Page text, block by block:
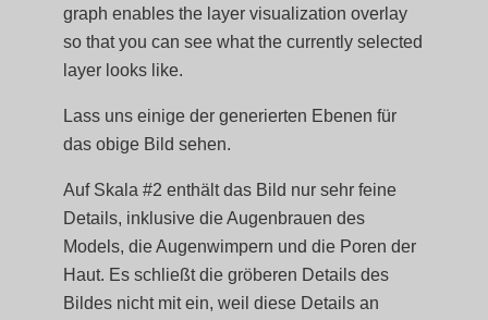
graph enables the layer visualization overlay
so that you can see what the currently selected
layer looks like.
Lass uns einige der generierten Ebenen für
das obige Bild sehen.
Auf Skala #2 enthält das Bild nur sehr feine
Details, inklusive die Augenbrauen des
Models, die Augenwimpern und die Poren der
Haut. Es schließt die gröberen Details des
Bildes nicht mit ein, weil diese Details an